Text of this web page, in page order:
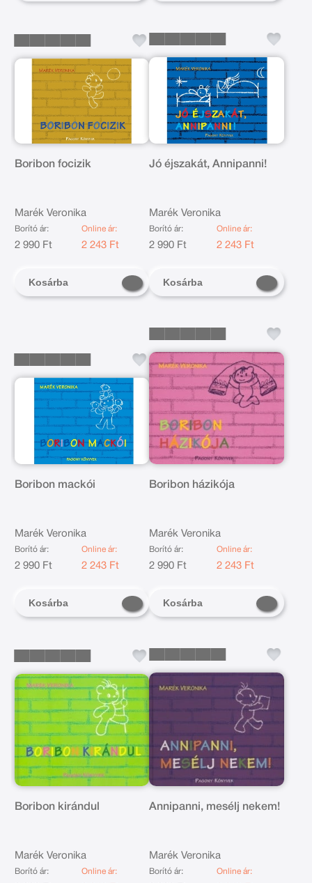
Boribon focizik
Marék Veronika
Borító ár:
2 990 Ft
Online ár:
2 243 Ft
Kosárba
Jó éjszakát, Annipanni!
Marék Veronika
Borító ár:
2 990 Ft
Online ár:
2 243 Ft
Kosárba
Boribon mackói
Marék Veronika
Borító ár:
2 990 Ft
Online ár:
2 243 Ft
Kosárba
Boribon házikója
Marék Veronika
Borító ár:
2 990 Ft
Online ár:
2 243 Ft
Kosárba
Boribon kirándul
Marék Veronika
Borító ár: Online ár:
Annipanni, mesélj nekem!
Marék Veronika
Borító ár: Online ár: